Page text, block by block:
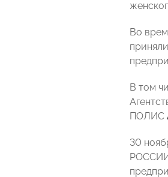
Во
В том
ПОЛИС
30